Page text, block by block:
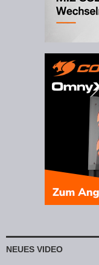
NEUES VIDEO